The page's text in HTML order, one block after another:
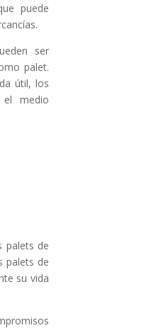
puede
ser
palet.
útil, los
el medio
palets de
palets de
su vida